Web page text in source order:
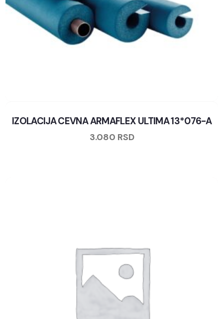
IZOLACIJA CEVNA ARMAFLEX ULTIMA 13*076-A
3.080 RSD